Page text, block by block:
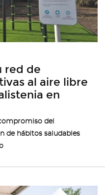
red de
al aire libre
en
del
de hábitos saludables